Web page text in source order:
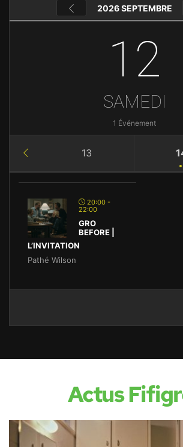
2026 SEPTEMBRE
12
SAMEDI
1 Événement
13
20:00 -
22:00
GRO
BEFORE |
L’INVITATION
Pathé Wilson
Actus